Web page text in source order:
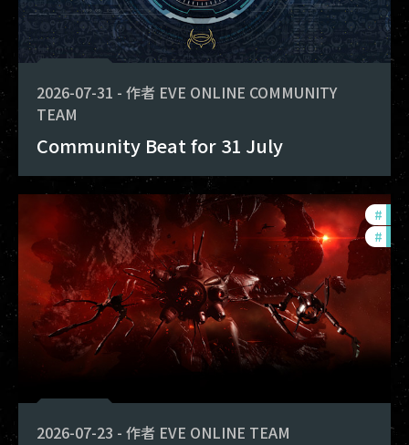
2026-07-31 - 作者 EVE ONLINE COMMUNITY
TEAM
Community Beat for 31 July
#
#
2026-07-23 - 作者 EVE ONLINE TEAM